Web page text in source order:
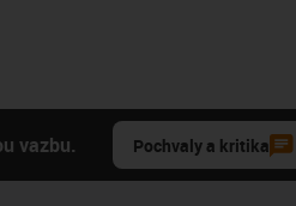
vazbu. Pochvaly a kritika